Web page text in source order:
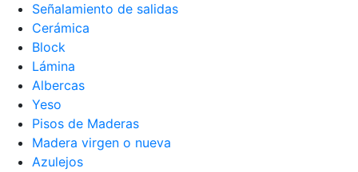
Señalamiento de salidas
Cerámica
Block
Lámina
Albercas
Yeso
Pisos de Maderas
Madera virgen o nueva
Azulejos